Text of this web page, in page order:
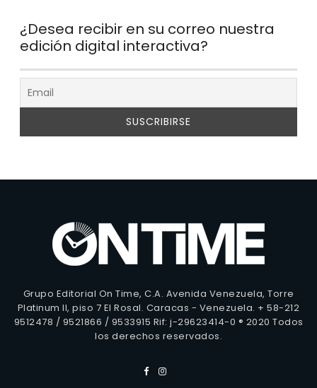
¿Desea recibir en su correo nuestra
edición digital interactiva?
Grupo Editorial On Time, C.A. Avenida Venezuela, Torre
Platinum II, piso 7 El Rosal. Caracas - Venezuela. + 58-212
9512478 / 9521866 / 9533915 Rif: j-29623414-0 ® 2020 Todos
los derechos reservados.